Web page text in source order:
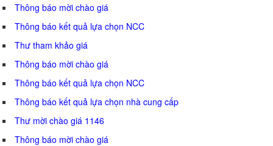
Thông báo mời chào giá
Thông báo kết quả lựa chọn NCC
Thư tham khảo giá
Thông báo mời chào giá
Thông báo kết quả lựa chọn NCC
Thông báo kết quả lựa chọn nhà cung cấp
Thư mời chào giá 1146
Thông báo mời chào giá